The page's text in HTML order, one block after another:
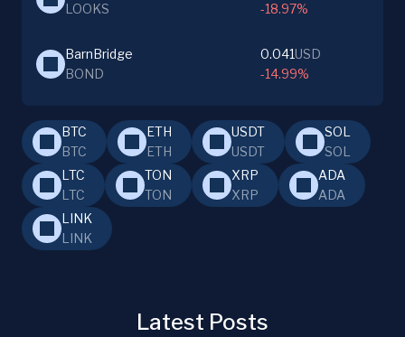
LOOKS
-18.97%
BarnBridge
BOND
0.041USD
-14.99%
BTC
BTC
ETH
ETH
USDT
USDT
SOL
SOL
LTC
LTC
TON
TON
XRP
XRP
ADA
ADA
LINK
LINK
Latest Posts